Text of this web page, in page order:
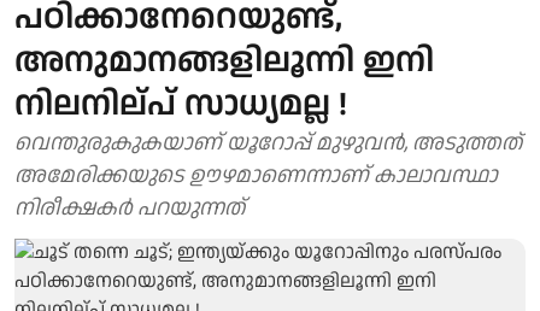
പഠിക്കാനേറെയുണ്ട്,
അനുമാനങ്ങളിലൂന്നി ഇനി
നിലനില്പ് സാധ്യമല്ല !
വെന്തുരുകുകയാണ് യൂറോപ്പ് മുഴുവൻ, അടുത്തത്
അമേരിക്കയുടെ ഊഴമാണെന്നാണ് കാലാവസ്ഥാ
നിരീക്ഷകർ പറയുന്നത്